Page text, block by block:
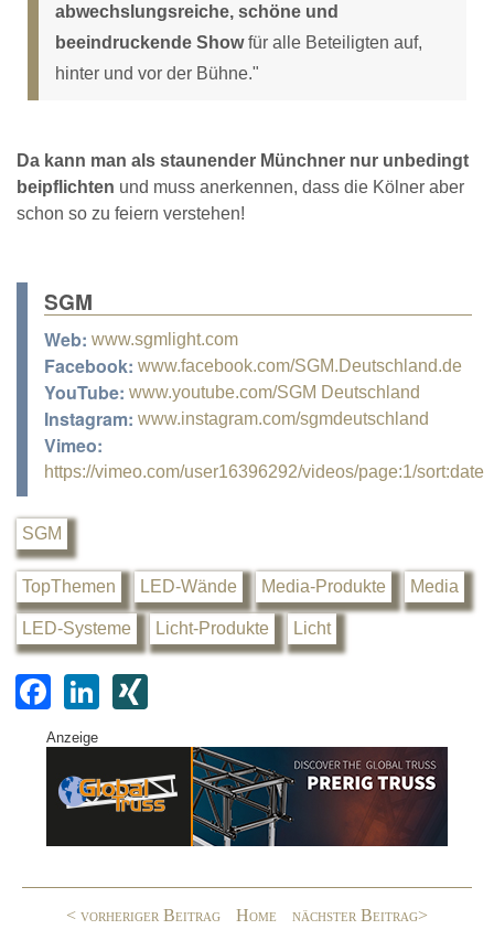
abwechslungsreiche, schöne und
beeindruckende Showfür alle Beteiligten auf,
hinter und vor der Bühne."
Da kann man als staunender Münchner nur unbedingt
beipflichten und muss anerkennen, dass die Kölner aber
schon so zu feiern verstehen!
SGM
Web: www.sgmlight.com
Facebook: www.facebook.com/SGM.Deutschland.de
YouTube: www.youtube.com/SGM Deutschland
Instagram: www.instagram.com/sgmdeutschland
Vimeo:
https://vimeo.com/user16396292/videos/page:1/sort:date
SGM
TopThemen LED-Wände Media-Produkte Media
LED-Systeme Licht-Produkte Licht
F
a
c
e
o
Li
k
e
G
Anzeige
< vorheriger Beitrag Home nächster Beitrag>